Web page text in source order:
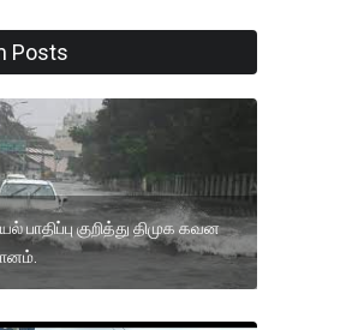
Posts
பாதிப்பு குறித்து திமுக கவன